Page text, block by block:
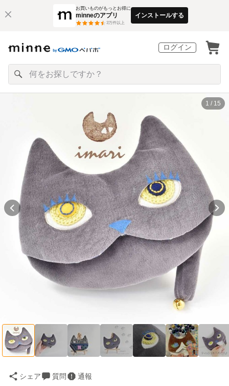
お買いものがもっとお得に
minneのアプリ
3万件以上
インストールする
ログイン
1 / 15
シェア 質問 通報